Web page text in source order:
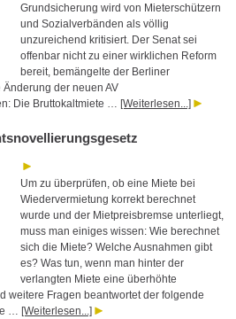
Grundsicherung wird von Mieterschützern
und Sozialverbänden als völlig
unzureichend kritisiert. Der Senat sei
offenbar nicht zu einer wirklichen Reform
bereit, bemängelte der Berliner
der neuen AV
Die Bruttokaltmiete … [Weiterlesen...]
Um zu überprüfen, ob eine Miete bei
Wiedervermietung korrekt berechnet
wurde und der Mietpreisbremse unterliegt,
muss man einiges wissen: Wie berechnet
sich die Miete? Welche Ausnahmen gibt
es? Was tun, wenn man hinter der
verlangten Miete eine überhöhte
weitere Fragen beantwortet der folgende
… [Weiterlesen...]